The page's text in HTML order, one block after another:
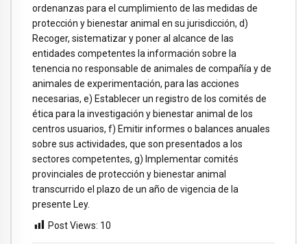
ordenanzas para el cumplimiento de las medidas de
protección y bienestar animal en su jurisdicción, d)
Recoger, sistematizar y poner al alcance de las
entidades competentes la información sobre la
tenencia no responsable de animales de compañía y de
animales de experimentación, para las acciones
necesarias, e) Establecer un registro de los comités de
ética para la investigación y bienestar animal de los
centros usuarios, f) Emitir informes o balances anuales
sobre sus actividades, que son presentados a los
sectores competentes, g) Implementar comités
provinciales de protección y bienestar animal
transcurrido el plazo de un año de vigencia de la
presente Ley.
Post Views: 10